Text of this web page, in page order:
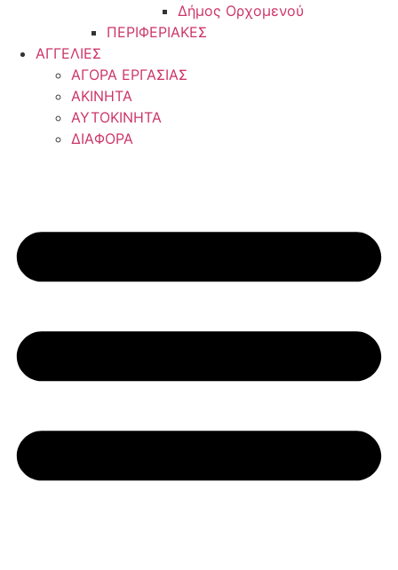
Δήμος Ορχομενού
ΠΕΡΙΦΕΡΙΑΚΕΣ
ΑΓΓΕΛΙΕΣ
ΑΓΟΡΑ ΕΡΓΑΣΙΑΣ
ΑΚΙΝΗΤΑ
ΑΥΤΟΚΙΝΗΤΑ
ΔΙΑΦΟΡΑ